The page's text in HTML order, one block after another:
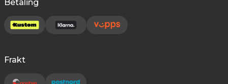
Betaling
Frakt